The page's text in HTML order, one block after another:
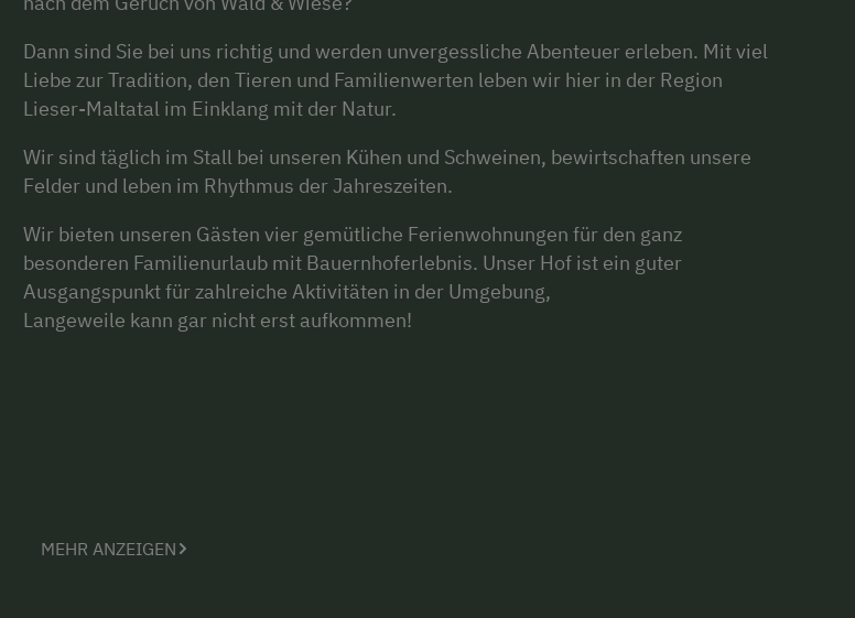
Dann sind Sie bei uns richtig und werden unvergessliche Abenteuer erleben. Mit viel
Liebe zur Tradition, den Tieren und Familienwerten leben wir hier in der Region
Lieser-Maltatal im Einklang mit der Natur.
Wir sind täglich im Stall bei unseren Kühen und Schweinen, bewirtschaften unsere
Felder und leben im Rhythmus der Jahreszeiten.
Wir bieten unseren Gästen vier gemütliche Ferienwohnungen für den ganz
besonderen Familienurlaub mit Bauernhoferlebnis. Unser Hof ist ein guter
Ausgangspunkt für zahlreiche Aktivitäten in der Umgebung,
Langeweile kann gar nicht erst aufkommen!
MEHR ANZEIGEN